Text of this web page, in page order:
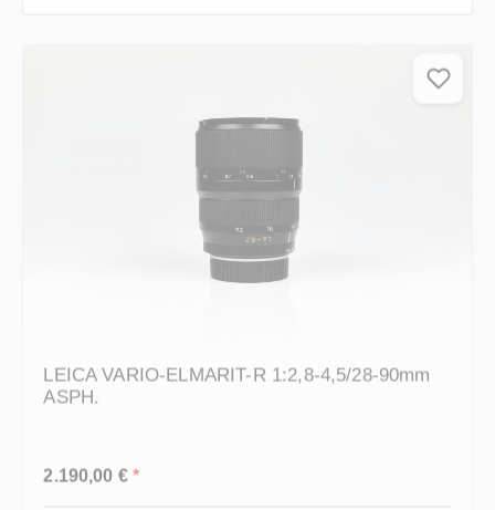
LEICA VARIO-ELMARIT-R 1:2,8-4,5/28-90mm
ASPH.
2.190,00 € *